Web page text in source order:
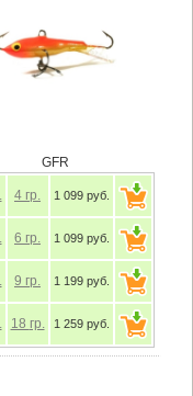
GFR
4 гр. 1 099 руб.
6 гр. 1 099 руб.
9 гр. 1 199 руб.
18 гр. 1 259 руб.